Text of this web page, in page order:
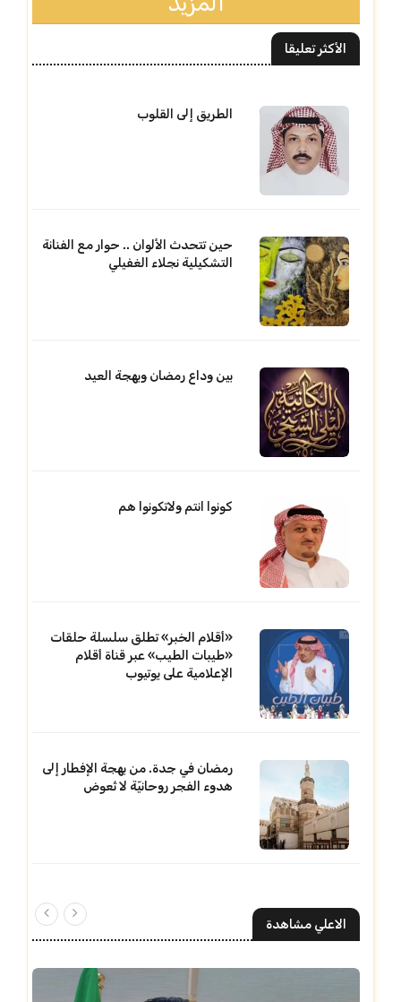
الأكثر تعليقا
الطريق إلى القلوب
حين تتحدث الألوان .. حوار مع الفنانة
التشكيلية نجلاء الغفيلي
بين وداع رمضان وبهجة العيد
كونوا انتم ولاتكونوا هم
«أقلام الخبر» تطلق سلسلة حلقات
«طيبات الطيب» عبر قناة أقلام
الإعلامية على يوتيوب
رمضان في جدة. من بهجة الإفطار إلى
هدوء الفجر روحانيّة لا تُعوض
الاعلي مشاهدة